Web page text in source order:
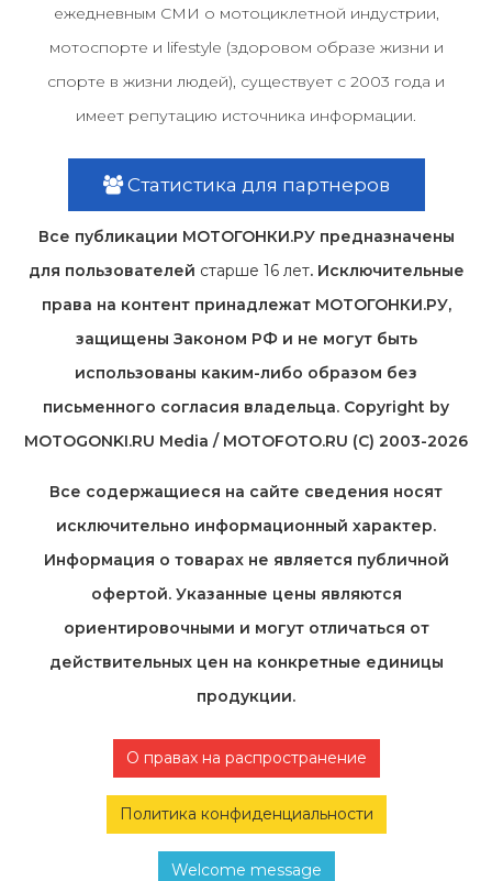
ежедневным СМИ о мотоциклетной индустрии,
мотоспорте и lifestyle (здоровом образе жизни и
спорте в жизни людей), существует с 2003 года и
имеет репутацию источника информации.
Статистика для партнеров
Все публикации МОТОГОНКИ.РУ предназначены
для пользователей старше 16 лет. Исключительные
права на контент принадлежат МОТОГОНКИ.РУ,
защищены Законом РФ и не могут быть
использованы каким-либо образом без
письменного согласия владельца. Copyright by
MOTOGONKI.RU Media / MOTOFOTO.RU (C) 2003-2026
Все содержащиеся на cайте сведения носят
исключительно информационный характер.
Информация о товарах не является публичной
офертой. Указанные цены являются
ориентировочными и могут отличаться от
действительных цен на конкретные единицы
продукции.
О правах на распространение
Политика конфиденциальности
Welcome message